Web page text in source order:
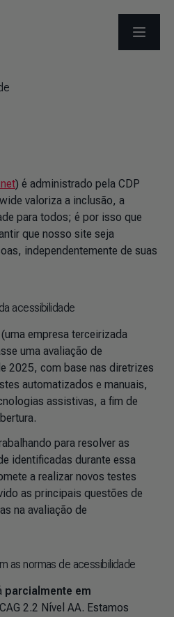
ABRIR
) é administrado pela CDP
valoriza a inclusão, a
para todos; é por isso que
que nosso site seja
independentemente de suas
acessibilidade
empresa terceirizada
uma avaliação de
2025, com base nas diretrizes
automatizados e manuais,
assistivas, a fim de
para resolver as
identificadas durante essa
a realizar novos testes
as principais questões de
na avaliação de
as normas de acessibilidade
parcialmente em
2.2 Nível AA. Estamos